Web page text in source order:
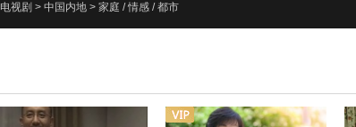
电视剧 > 中国内地 > 家庭 / 情感 / 都市